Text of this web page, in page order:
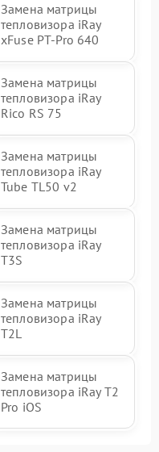
Замена матрицы
тепловизора iRay
xFuse PT-Pro 640
Замена матрицы
тепловизора iRay
Rico RS 75
Замена матрицы
тепловизора iRay
Tube TL50 v2
Замена матрицы
тепловизора iRay
T3S
Замена матрицы
тепловизора iRay
T2L
Замена матрицы
тепловизора iRay T2
Pro iOS